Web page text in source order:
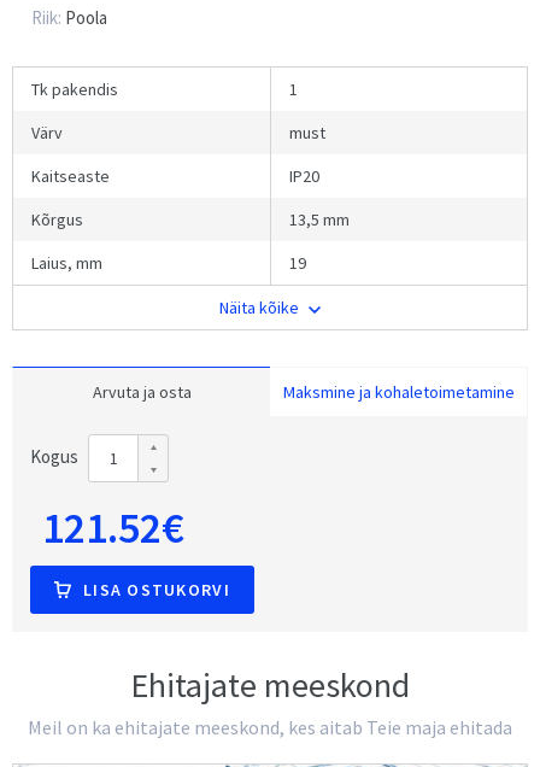
Riik: Poola
Tk pakendis
1
Värv
must
Kaitseaste
IP20
Kõrgus
13,5 mm
Laius, mm
19
Näita kõike
Arvuta ja osta Maksmine ja kohaletoimetamine
Kogus
121.52€
LISA OSTUKORVI
Ehitajate meeskond
Meil on ka ehitajate meeskond, kes aitab Teie maja ehitada